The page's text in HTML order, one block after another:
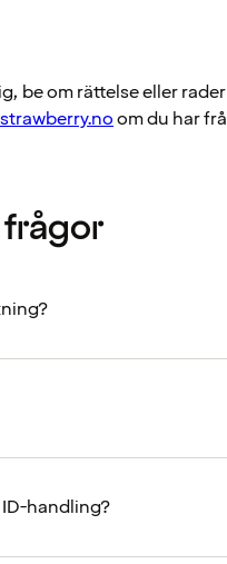
be om rättelse eller
om du har
handling?